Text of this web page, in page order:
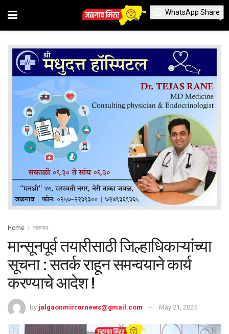
Home जळगाव
मान्सूनपूर्व तयारीसाठी जिल्हाधिकाऱ्यांच्या
सूचना : सतर्क राहून समन्वयाने कार्य
करण्याचे आदेश !
by jalgaonmirrornews@gmail.com May 21, 2025
WhatsApp Share